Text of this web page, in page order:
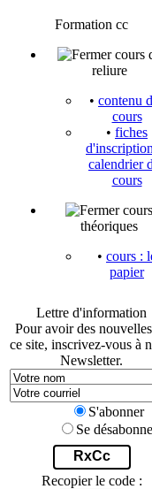
Formation cc
cours
reliure
• contenu
cours
• fiches
calendrier
cours
cours
théoriques
• cours :
papier
Lettre d'information
Pour avoir des
ce site, inscrivez-vous à
Newsletter.
S'abonner
Se
RxCc
Recopier le code :